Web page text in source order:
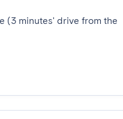
(3 minutes' drive from the